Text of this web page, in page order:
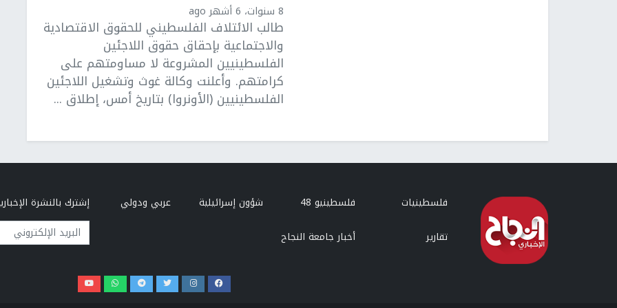
8 سنوات، 6 أشهر ago
طالب الائتلاف الفلسطيني للحقوق الاقتصادية
والاجتماعية بإحقاق حقوق اللاجئين
الفلسطينيين المشروعة لا مساومتهم على
كرامتهم. وأعلنت وكالة غوث وتشغيل اللاجئين
الفلسطينيين (الأونروا) بتاريخ أمس، إطلاق ...
فلسطينيات فلسطينيو 48 شؤون إسرائيلية
عربي ودولي
تقارير
أخبار جامعة النجاح
إشترك بالنشرة
البريد الإلكتروني